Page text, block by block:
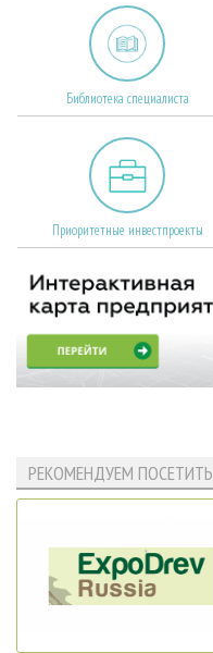
Библиотека специалиста
Приоритетные инвестпроекты
РЕКОМЕНДУЕМ ПОСЕТИТЬ